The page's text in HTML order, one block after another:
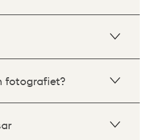
fotografiet?